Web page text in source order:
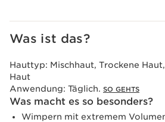
Was ist das?
Hauttyp: Mischhaut, Trockene
Haut
Anwendung: Täglich. SO GEHTS
Was macht es so besonders?
Wimpern mit extremem